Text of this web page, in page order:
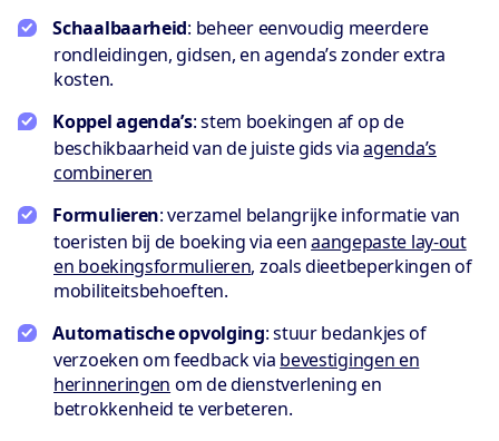
Schaalbaarheid: beheer eenvoudig meerdere
rondleidingen, gidsen, en agenda’s zonder extra
kosten.
Koppel agenda’s: stem boekingen af op de
beschikbaarheid van de juiste gids viaagenda’s
combineren
Formulieren: verzamel belangrijke informatie van
toeristen bij de boeking via eenaangepaste lay-out
en boekingsformulieren, zoals dieetbeperkingen of
mobiliteitsbehoeften.
Automatische opvolging: stuur bedankjes of
verzoeken om feedback via bevestigingen en
herinneringen om de dienstverlening en
betrokkenheid te verbeteren.